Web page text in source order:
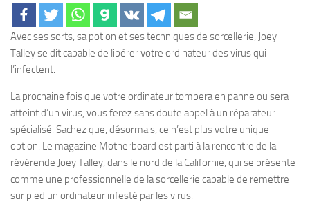
Avec ses sorts, sa potion et ses techniques de sorcellerie, Joey
Talley se dit capable de libérer votre ordinateur des virus qui
l’infectent.
La prochaine fois que votre ordinateur tombera en panne ou sera
atteint d’un virus, vous ferez sans doute appel à un réparateur
spécialisé. Sachez que, désormais, ce n’est plus votre unique
option. Le magazine Motherboard est parti à la rencontre de la
révérende Joey Talley, dans le nord de la Californie, qui se présente
comme une professionnelle de la sorcellerie capable de remettre
sur pied un ordinateur infesté par les virus.